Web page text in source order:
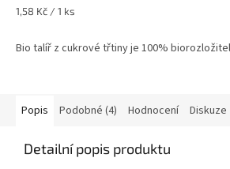
Měrná
1,58 Kč / 1 ks
Bio talíř z cukrové třtiny je 100%
Popis Podobné (4) Hodnocení Diskuze
Detailní popis produktu